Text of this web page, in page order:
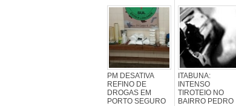
PM DESATIVA
REFINO DE
DROGAS EM
PORTO SEGURO
ITABUNA:
INTENSO
TIROTEIO NO
BAIRRO PEDRO